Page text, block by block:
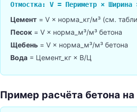
Отмостка: V = Периметр × Ширина
Цемент = V × норма_кг/м³ (см.
Песок = V × норма_м³/м³ бетона
Щебень = V × норма_м³/м³ бетона
Вода = Цемент_кг × В/Ц
Пример расчёта бетона